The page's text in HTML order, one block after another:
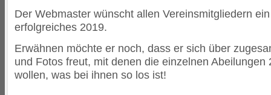
Der Webmaster wünscht allen Vereinsmitgliedern
erfolgreiches 2019.
Erwähnen möchte er noch, dass er sich über
und Fotos freut, mit denen die einzelnen Abeilungen
wollen, was bei ihnen so los ist!